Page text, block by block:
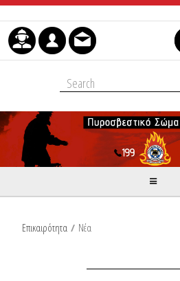
Skip to Content
Επικαιρότητα / Νέα